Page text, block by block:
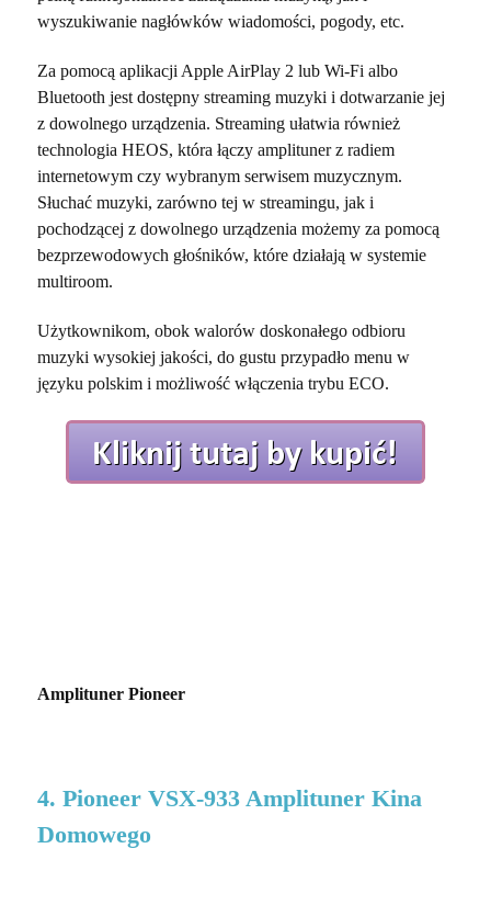
wyszukiwanie nagłówków wiadomości, pogody, etc.
Za pomocą aplikacji Apple AirPlay 2 lub Wi-Fi albo
Bluetooth jest dostępny streaming muzyki i dotwarzanie jej
z dowolnego urządzenia. Streaming ułatwia również
technologia HEOS, która łączy amplituner z radiem
internetowym czy wybranym serwisem muzycznym.
Słuchać muzyki, zarówno tej w streamingu, jak i
pochodzącej z dowolnego urządzenia możemy za pomocą
bezprzewodowych głośników, które działają w systemie
multiroom.
Użytkownikom, obok walorów doskonałego odbioru
muzyki wysokiej jakości, do gustu przypadło menu w
języku polskim i możliwość włączenia trybu ECO.
Amplituner Pioneer
4. Pioneer VSX-933 Amplituner Kina
Domowego